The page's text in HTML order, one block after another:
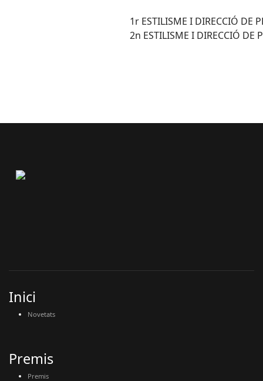
1r ESTILISME I DIRECCIÓ DE
2n ESTILISME I DIRECCIÓ DE
Inici
Novetats
Premis
Premis